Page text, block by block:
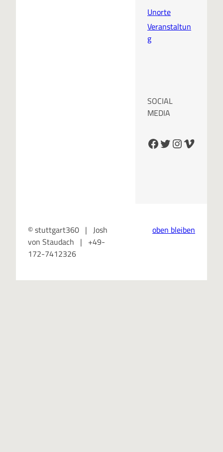
Unorte
Veranstaltun
g
SOCIAL
MEDIA
Facebook Twitter InstagramVimeo
© stuttgart360 | Josh
von Staudach | +49-
172-7412326
oben bleiben